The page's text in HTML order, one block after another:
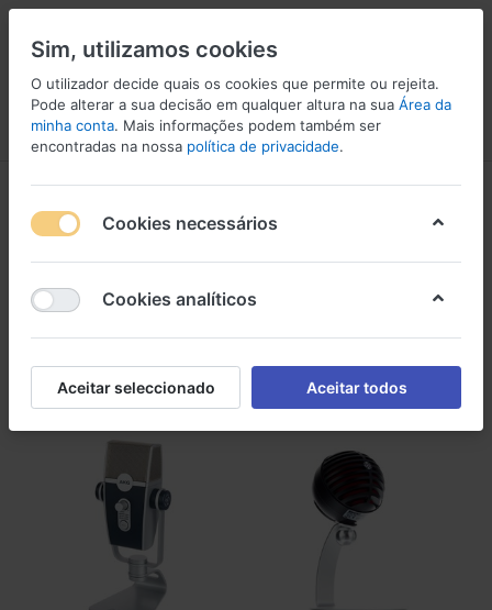
Menu Iniciar sessão Comparar Lista de Desejos
1-9de9
Microfones USB
Sim, utilizamos cookies
O utilizador decide quais os cookies que permite ou rejeita.
Pode alterar a sua decisão em qualquer altura na sua Área da
minha conta. Mais informações podem também ser
encontradas na nossa política de privacidade.
Cookies necessários
Cookies analíticos
Aceitar seleccionado Aceitar todos